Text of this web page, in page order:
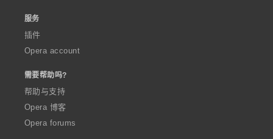
服务
插件
Opera account
需要帮助吗?
帮助与支持
Opera 博客
Opera forums